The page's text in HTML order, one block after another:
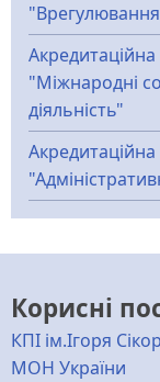
"Врегулювання
Акредитаційна
"Міжнародні
діяльність"
Акредитаційна
Корисні
КПІ ім.Ігоря
МОН України